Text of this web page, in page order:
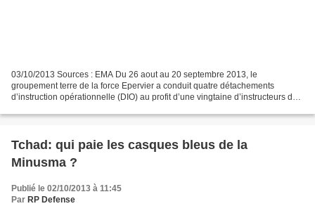
03/10/2013 Sources : EMA Du 26 aout au 20 septembre 2013, le
groupement terre de la force Epervier a conduit quatre détachements
d’instruction opérationnelle (DIO) au profit d’une vingtaine d’instructeurs de
Tchad: qui paie les casques bleus de la
Minusma ?
Publié le 02/10/2013 à 11:45
Par RP Defense